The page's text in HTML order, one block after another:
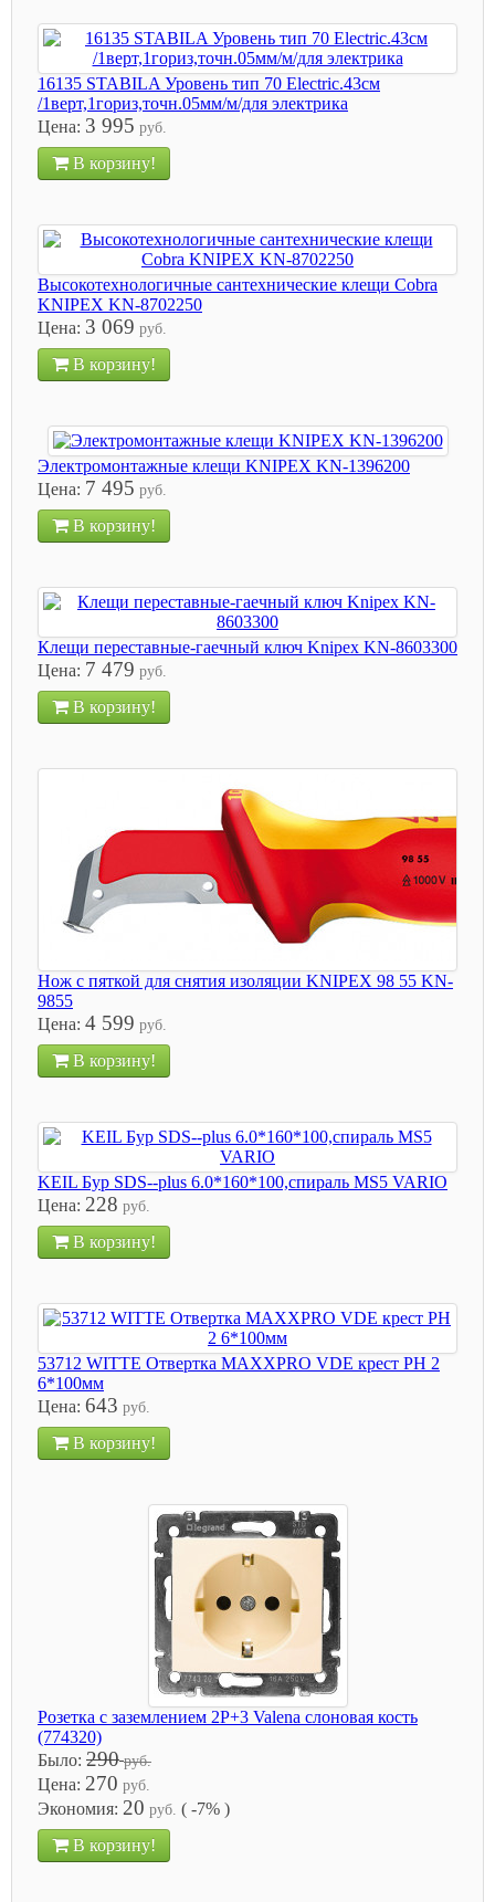
16135 STABILA Уровень тип 70 Electric.43см
/1верт,1гориз,точн.05мм/м/для электрика
Цена: 3 995 руб.
В корзину!
Высокотехнологичные сантехнические клещи Cobra
KNIPEX KN-8702250
Цена: 3 069 руб.
В корзину!
Электромонтажные клещи KNIPEX KN-1396200
Цена: 7 495 руб.
В корзину!
Клещи переставные-гаечный ключ Knipex KN-8603300
Цена: 7 479 руб.
В корзину!
Нож с пяткой для снятия изоляции KNIPEX 98 55 KN-
9855
Цена: 4 599 руб.
В корзину!
KEIL Бур SDS--plus 6.0*160*100,спираль MS5 VARIO
Цена: 228 руб.
В корзину!
53712 WITTE Отвертка MAXXPRO VDE крест РН 2
6*100мм
Цена: 643 руб.
В корзину!
Розетка с заземлением 2P+3 Valena слоновая кость
(774320)
Было: 290 руб.
Цена: 270 руб.
Экономия: 20 руб. ( -7% )
В корзину!